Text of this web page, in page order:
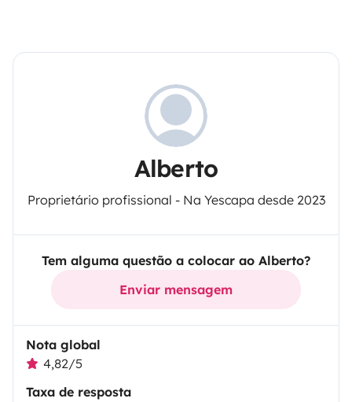
Alberto
Proprietário profissional - Na Yescapa desde 2023
Tem alguma questão a colocar ao Alberto?
Enviar mensagem
Nota global
4,82/5
Taxa de resposta